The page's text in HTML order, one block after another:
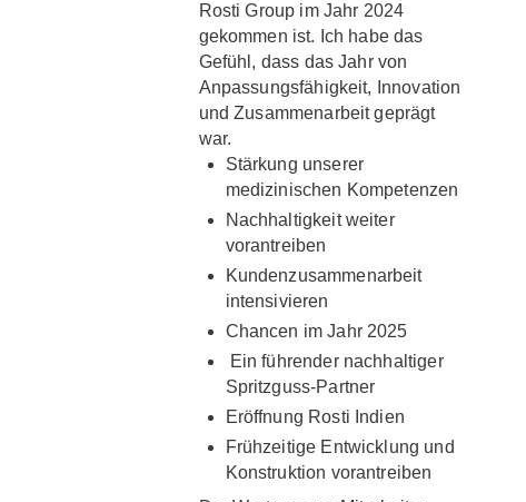
Rosti Group im Jahr 2024
gekommen ist. Ich habe das
Gefühl, dass das Jahr von
Anpassungsfähigkeit, Innovation
und Zusammenarbeit geprägt
war.
Stärkung unserer
medizinischen Kompetenzen
Nachhaltigkeit weiter
vorantreiben
Kunden­zusammenarbeit
intensivieren
Chancen im Jahr 2025
Ein führender nachhaltiger
Spritzguss-Partner
Eröffnung Rosti Indien
Frühzeitige Entwicklung und
Konstruktion vorantreiben